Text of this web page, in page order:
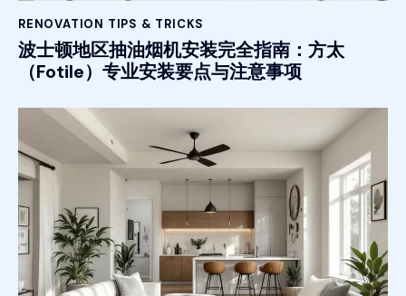
RENOVATION TIPS & TRICKS
波士顿地区抽油烟机安装完全指南：方太
（Fotile）专业安装要点与注意事项